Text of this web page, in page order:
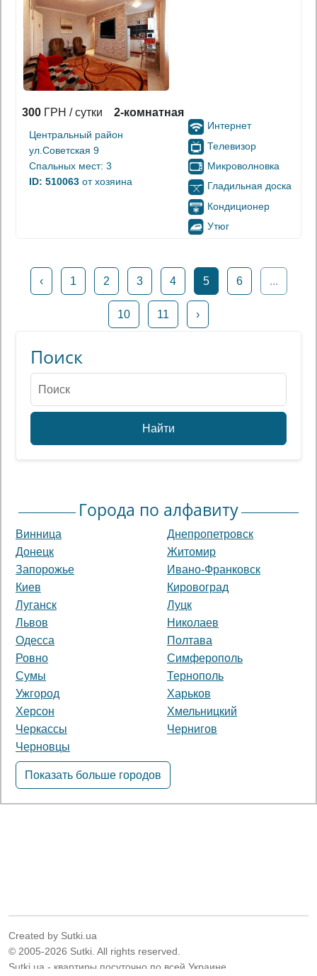
300 ГРН / сутки 2-комнатная
Центральный район
ул.Советская 9
Спальных мест: 3
ID: 510063 от хозяина
Интернет
Телевизор
Микроволновка
Гладильная доска
Кондиционер
Утюг
‹ 1 2 3 4 5 6 ...
10 11 ›
Поиск
Найти
Города по алфавиту
Винница
Днепропетровск
Донецк
Житомир
Запорожье
Ивано-Франковск
Киев
Кировоград
Луганск
Луцк
Львов
Николаев
Одесса
Полтава
Ровно
Симферополь
Сумы
Тернополь
Ужгород
Харьков
Херсон
Хмельницкий
Черкассы
Чернигов
Черновцы
Показать больше городов
Created by Sutki.ua
© 2005-2026 Sutki. All rights reserved.
Sutki.ua - квартиры посуточно по всей Украине.